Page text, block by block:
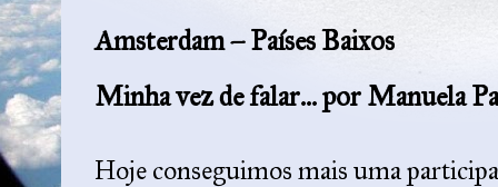
Amsterdam – Países Baixos
Minha vez de falar... por Manuela
Hoje conseguimos mais uma